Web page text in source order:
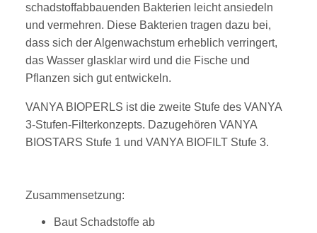
schadstoffabbauenden Bakterien leicht ansiedeln
und vermehren. Diese Bakterien tragen dazu bei,
dass sich der Algenwachstum erheblich verringert,
das Wasser glasklar wird und die Fische und
Pflanzen sich gut entwickeln.
VANYA BIOPERLS ist die zweite Stufe des VANYA
3-Stufen-Filterkonzepts. Dazugehören VANYA
BIOSTARS Stufe 1 und VANYA BIOFILT Stufe 3.
Zusammensetzung:
Baut Schadstoffe ab